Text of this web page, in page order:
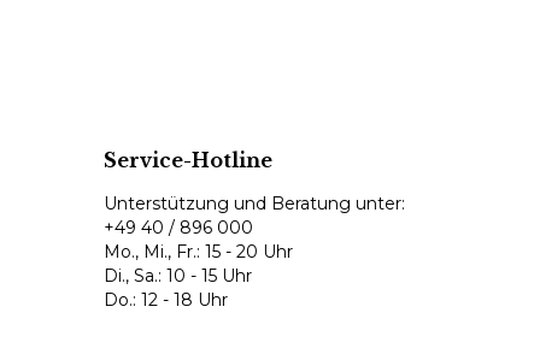
Service-Hotline
Unterstützung und Beratung unter:
+49 40 / 896 000
Mo., Mi., Fr.: 15 - 20 Uhr
Di., Sa.: 10 - 15 Uhr
Do.: 12 - 18 Uhr